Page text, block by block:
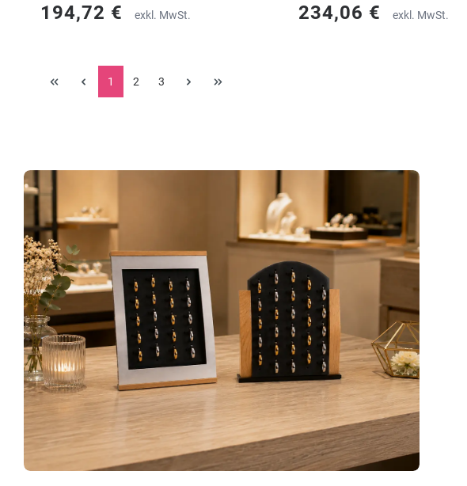
194,72 € exkl. MwSt. 234,06 € exkl. MwSt.
1 2 3